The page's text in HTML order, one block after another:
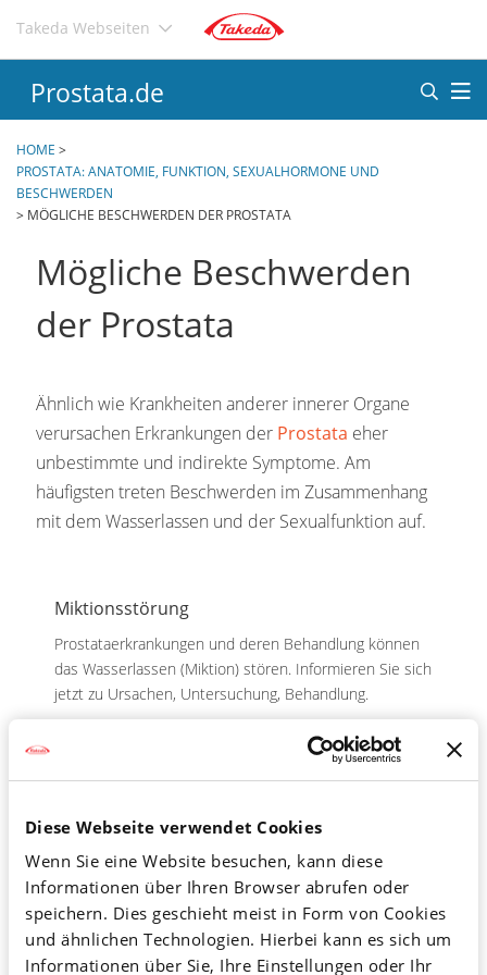
Diese Webseite verwendet Cookies
Wenn Sie eine Website besuchen, kann diese
Informationen über Ihren Browser abrufen oder
speichern. Dies geschieht meist in Form von Cookies
und ähnlichen Technologien. Hierbei kann es sich um
Informationen über Sie, Ihre Einstellungen oder Ihr
Direkt
Inhalt
Takeda Webseiten
Prostata.de
HOME >
PROSTATA: ANATOMIE, FUNKTION, SEXUALHORMONE UND
BESCHWERDEN
> MÖGLICHE BESCHWERDEN DER PROSTATA
Mögliche Beschwerden
der Prostata
Ähnlich wie Krankheiten anderer innerer Organe
verursachen Erkrankungen der Prostata eher
unbestimmte und indirekte Symptome. Am
häufigsten treten Beschwerden im Zusammenhang
mit dem Wasserlassen und der Sexualfunktion auf.
Miktionsstörung
Prostataerkrankungen und deren Behandlung können
das Wasserlassen (Miktion) stören. Informieren Sie sich
jetzt zu Ursachen, Untersuchung, Behandlung.
Harninkontinenz
Unfreiwilliger Urinverlust: Folge einer
Prostatakrebsbehandlung oder anderer Ursachen?
Informieren Sie sich zu Untersuchungs- und